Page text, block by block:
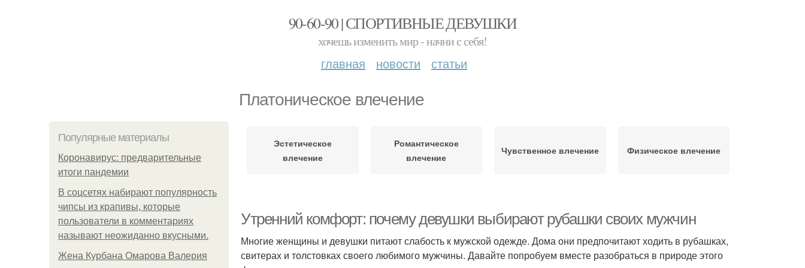
90-60-90 | СПОРТИВНЫЕ ДЕВУШКИ
хочешь изменить мир - начни с себя!
главная новости статьи
Платоническое влечение
Популярные материалы
Коронавирус: предварительные
итоги пандемии
В соцсетях набирают популярность
чипсы из крапивы, которые
пользователи в комментариях
называют неожиданно вкусными.
Жена Курбана Омарова Валерия
Эстетическое
влечение
Романтическое
влечение
Чувственное влечение Физическое влечение
Утренний комфорт: почему девушки выбирают рубашки своих мужчин
Многие женщины и девушки питают слабость к мужской одежде. Дома они предпочитают ходить в рубашках,
свитерах и толстовках своего любимого мужчины. Давайте попробуем вместе разобраться в природе этого